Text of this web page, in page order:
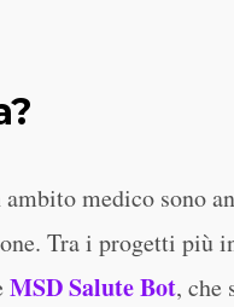
medico sono
Tra i progetti più
MSD Salute Bot, che